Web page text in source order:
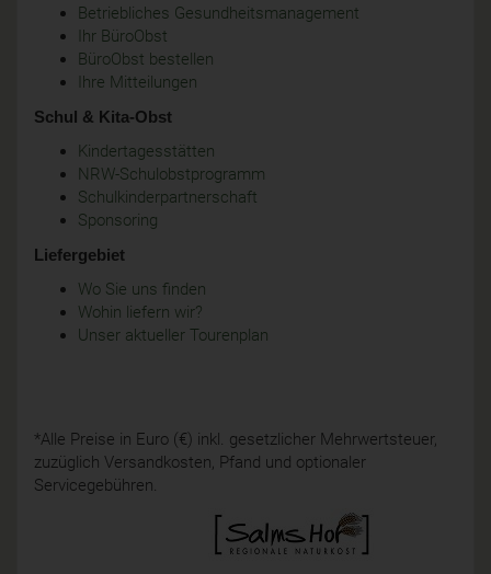
Betriebliches Gesundheitsmanagement
Ihr BüroObst
BüroObst bestellen
Ihre Mitteilungen
Schul & Kita-Obst
Kindertagesstätten
NRW-Schulobstprogramm
Schulkinderpartnerschaft
Sponsoring
Liefergebiet
Wo Sie uns finden
Wohin liefern wir?
Unser aktueller Tourenplan
*Alle Preise in Euro (€) inkl. gesetzlicher Mehrwertsteuer,
zuzüglich Versandkosten, Pfand und optionaler
Servicegebühren.